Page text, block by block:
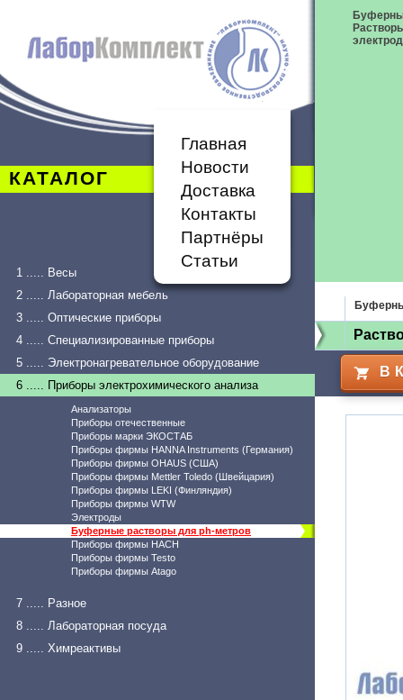
КАТАЛОГ
Главная
Новости
Доставка
Контакты
Партнёры
Статьи
1 ..... Весы
2 ..... Лабораторная мебель
3 ..... Оптические приборы
4 ..... Специализированные приборы
5 ..... Электронагревательное оборудование
6 ..... Приборы электрохимического анализа
Анализаторы
Приборы отечественные
Приборы марки ЭКОСТАБ
Приборы фирмы HANNA Instruments (Германия)
Приборы фирмы OHAUS (США)
Приборы фирмы Mettler Toledo (Швейцария)
Приборы фирмы LEKI (Финляндия)
Приборы фирмы WTW
Электроды
Буферные растворы для ph-метров
Приборы фирмы HACH
Приборы фирмы Testo
Приборы фирмы Atago
7 ..... Разное
8 ..... Лабораторная посуда
9 ..... Химреактивы
В